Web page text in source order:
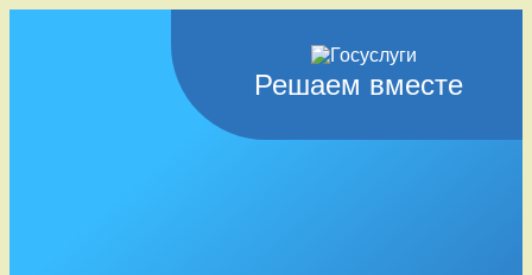
Решаем вместе